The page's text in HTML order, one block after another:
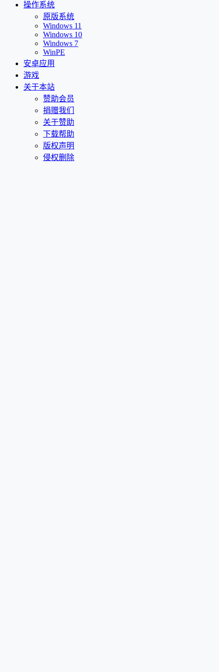
操作系统
原版系统
Windows 11
Windows 10
Windows 7
WinPE
安卓应用
游戏
关于本站
赞助会员
捐赠我们
关于赞助
下载帮助
版权声明
侵权删除